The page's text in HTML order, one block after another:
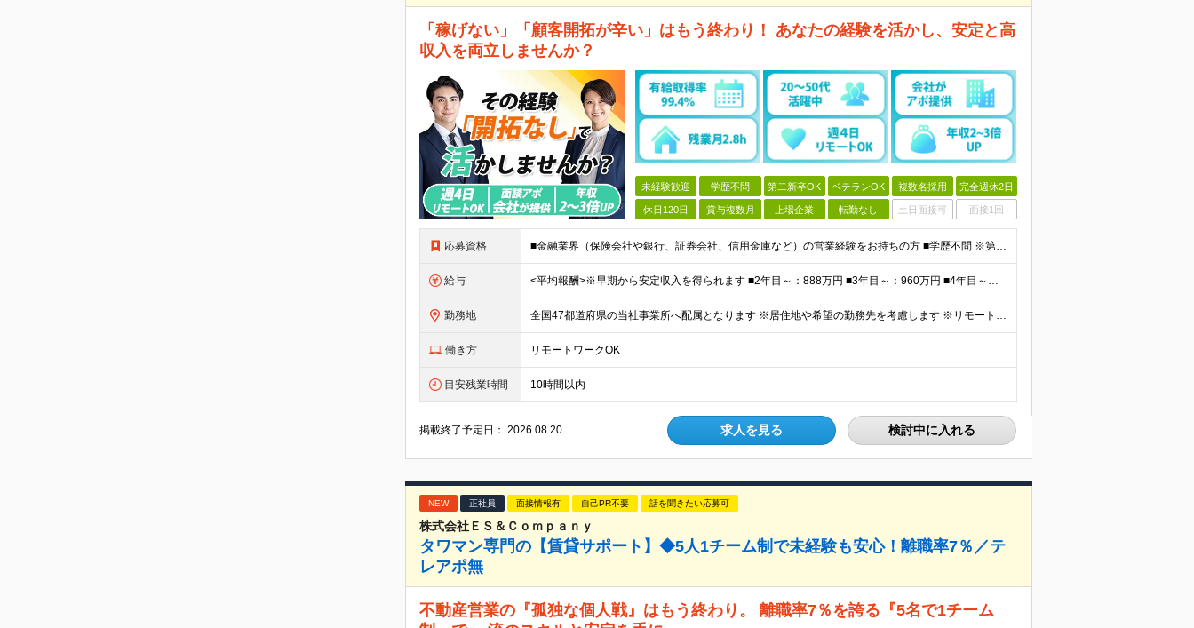
「稼げない」「顧客開拓が辛い」はもう終わり！ あなたの経験を活かし、安定と高
収入を両立しませんか？
未経験歓迎 学歴不問 第二新卒OK ベテランOK 複数名採用 完全週休2日
休日120日 賞与複数月 上場企業 転勤なし 土日面接可 面接1回
応募資格 ■金融業界（保険会社や銀行、証券会社、信用金庫など）の営業経験をお持ちの方 ■学歴不問 ※第二新卒の方も歓迎します ※直販の保険営業職経験者も多数活躍中。 お客さまへのご提案に集中できる仕組みにより
給与 <平均報酬>※早期から安定収入を得られます ■2年目～：888万円 ■3年目～：960万円 ■4年目～：1028万円 ★成果連動型報酬（営業成績に応じて支給/45時間分固定残業代含む/超過分は別途支
勤務地 全国47都道府県の当社事業所へ配属となります ※居住地や希望の勤務先を考慮します ※リモートワークOK／転勤なし ＜本社＞ 東京都台東区浅草橋1-1-8 FP浅草橋ビル (変更の範囲)上記を除く当
働き方 リモートワークOK
目安残業時間 10時間以内
掲載終了予定日：2026.08.20 求人を見る 検討中に入れる
NEW 正社員 面接情報有 自己PR不要 話を聞きたい応募可
株式会社ＥＳ＆Ｃｏｍｐａｎｙ
タワマン専門の【賃貸サポート】◆5人1チーム制で未経験も安心！離職率7％／テ
レアポ無
不動産営業の『孤独な個人戦』はもう終わり。 離職率7％を誇る『5名で1チーム